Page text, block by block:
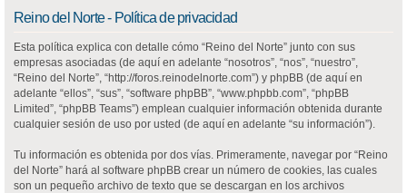
Reino del Norte - Política de privacidad
Esta política explica con detalle cómo “Reino del Norte” junto con sus
empresas asociadas (de aquí en adelante “nosotros”, “nos”, “nuestro”,
“Reino del Norte”, “http://foros.reinodelnorte.com”) y phpBB (de aquí en
adelante “ellos”, “sus”, “software phpBB”, “www.phpbb.com”, “phpBB
Limited”, “phpBB Teams”) emplean cualquier información obtenida durante
cualquier sesión de uso por usted (de aquí en adelante “su información”).
Tu información es obtenida por dos vías. Primeramente, navegar por “Reino
del Norte” hará al software phpBB crear un número de cookies, las cuales
son un pequeño archivo de texto que se descargan en los archivos